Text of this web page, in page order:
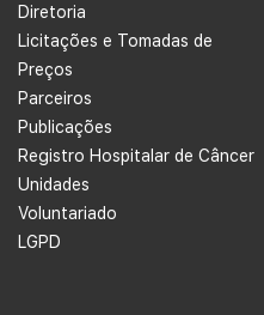
Diretoria
Licitações e Tomadas de
Preços
Parceiros
Publicações
Registro Hospitalar de Câncer
Unidades
Voluntariado
LGPD